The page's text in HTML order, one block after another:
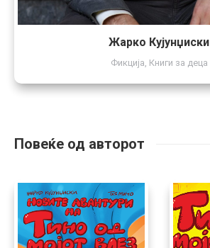
Жарко Кујунџиски
Фикција Книги за деца
Повеќе од авторот